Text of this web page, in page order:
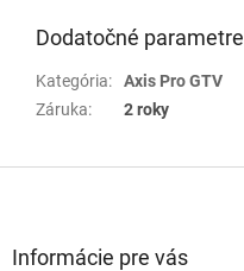
Dodatočné parametre
Kategória:
Axis Pro GTV
Záruka: 2 roky
Informácie pre vás